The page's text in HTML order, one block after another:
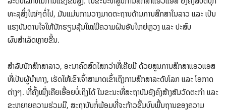
ທະລຸສິ່ງໃໝ່ໆຕໍ່ໄປ, ມັນແມ່ນການວາງມາດຕະຖານດ້ານການສຶກສາໃນລາວ ແລະ ເປັນ
ແຮງບັນດານໃຈໃຫ້ນັກຮຽນລຸ້ນໃໝ່ມີຄວາມຝັນອັນໃຫຍ່ຫຼວງ ແລະ ປະສົບ
ຜົນສຳເລັດຫຼາຍຂຶ້ນ.
ສໍາລັບນັກສຶກສາລາວ, ອະນາຄົດສົດໃສກວ່າທີ່ເຄີຍມີ ດ້ວຍສູນການສຶກສາແອວແອສ
ທີ່ເປັນຜູ້ນຳທາງ, ເຮັດໃຫ້ເຂົາເຈົ້າສາມາດເຂົ້າເຖິງການສຶກສາລະດັບໂລກ ແລະ ໂອກາດ
ຕ່າງໆ. ທີ່ຄັ້ງໜຶ່ງເຄີຍເອື້ອຍບໍ່ເຖິງໄດ້ ໃນຂະນະທີ່ສະຖາບັນຍັງຄົງສ້າງສັນວັດຕະກຳ ແລະ
ຂະຫຍາຍຄວາມຮ່ວມມື, ສະຖາບັນກໍ່ພ້ອມທີ່ຈະກ້າວຂຶ້ນບົນພື້ນຖານຂອງຄວາມ